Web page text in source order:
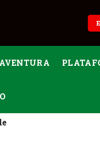
AVENTURA